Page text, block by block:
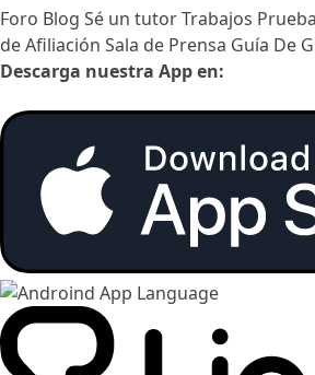
Foro Blog Sé un tutorTrabajos
de Afiliación Sala de Prensa Guía De
Descarga nuestra App en: